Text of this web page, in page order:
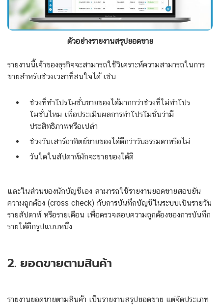
ตัวอย่างรายงานสรุปยอดขาย
รายงานนี้เจ้าของธุรกิจจะสามารถใช้วิเคราะห์ความสามารถในการ
ขายสำหรับช่วงเวลาที่สนใจได้ เช่น
ช่วงที่ทำโปรโมชั่นขายของได้มากกว่าช่วงที่ไม่ทำโปร
โมชั่นไหม เพื่อประเมินผลการทำโปรโมชั่นว่ามี
ประสิทธิภาพหรือเปล่า
ช่วงวันเสาร์อาทิตย์ขายของได้ดีกว่าวันธรรมดาหรือไม่
วันใดในสัปดาห์มักจะขายของได้ดี
และในส่วนของนักบัญชีเอง สามารถใช้รายงานยอดขายสอบยัน
ความถูกต้อง (cross check) กับการบันทึกบัญชีในระบบเป็นรายวัน
รายสัปดาห์ หรือรายเดือน เพื่อตรวจสอบความถูกต้องของการบันทึก
รายได้อีกรูปแบบหนึ่ง
2. ยอดขายตามสินค้า
รายงานยอดขายตามสินค้า เป็นรายงานสรุปยอดขาย แต่จัดประเภท